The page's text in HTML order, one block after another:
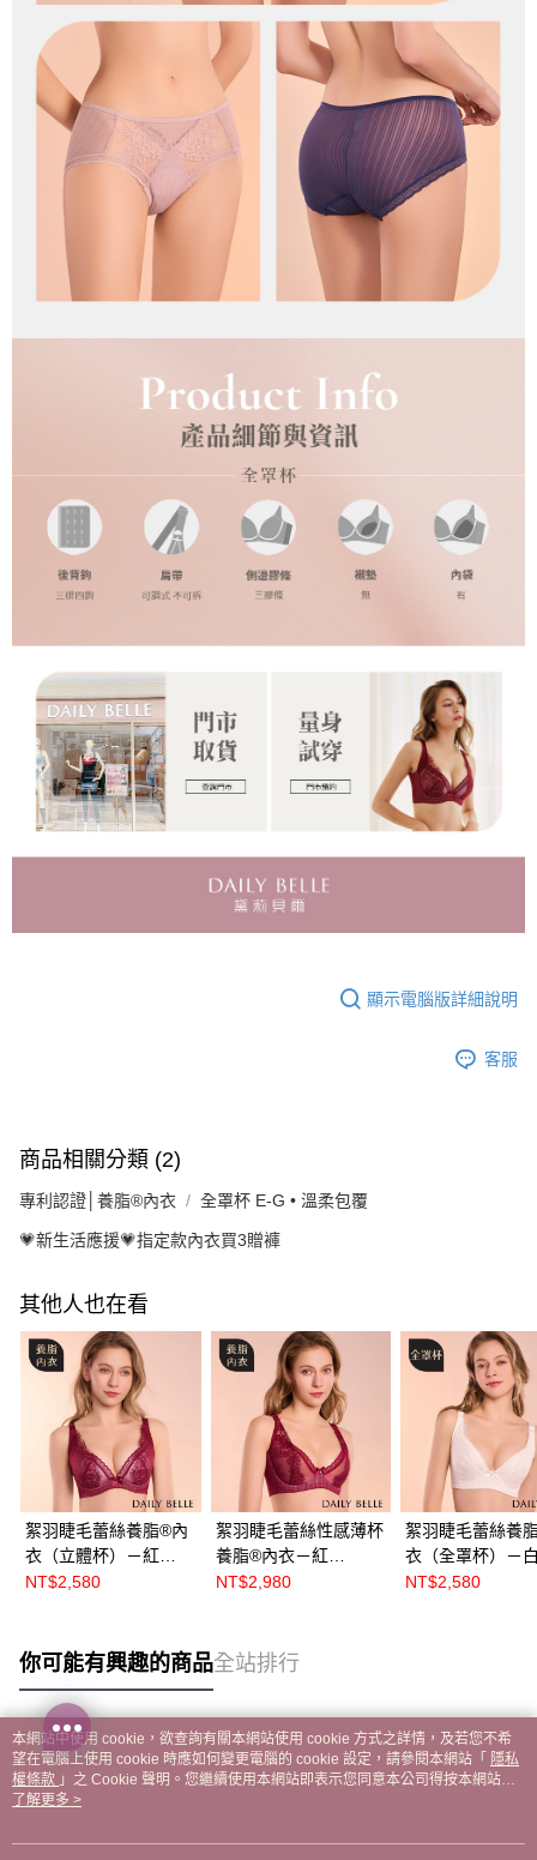
顯示電腦版詳細說明
客服
商品相關分類 (2)
專利認證│養脂®內衣 全罩杯 E-G • 溫柔包覆
💗新生活應援💗指定款內衣買3贈褲
其他人也在看
絮羽睫毛蕾絲養脂®內
衣（立體杯）－紅
【R86551】
NT$2,580
絮羽睫毛蕾絲性感薄杯
養脂®內衣－紅
【R86553】
NT$2,980
絮羽睫毛蕾絲養
衣（全罩杯）－
【R86552】
NT$2,580
你可能有興趣的商品全站排行
熱門標籤
本網站中使用 cookie，欲查詢有關本網站使用 cookie 方式之詳情，及若您不希
望在電腦上使用 cookie 時應如何變更電腦的 cookie 設定，請參閱本網站「 隱私
權條款 」之 Cookie 聲明。您繼續使用本網站即表示您同意本公司得按本網站使
用條款之 Cookie 聲明使用 cookie。
了解更多 >